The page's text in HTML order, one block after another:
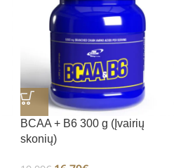
BCAA + B6 300 g (Įvairių
skonių)